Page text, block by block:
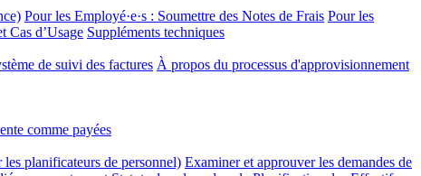
Pour les Employé·e·s : Soumettre des Notes de Frais Pour les
Cas d’Usage Suppléments techniques
de suivi des factures À propos du processus d'approvisionnement
comme payées
les planificateurs de personnel) Examiner et approuver les demandes de